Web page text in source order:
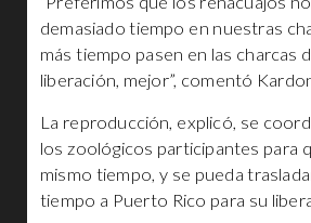
demasiado tiempo en nuestras
más tiempo pasen en las charcas
liberación, mejor”, comentó
La reproducción, explicó, se
los zoológicos participantes para
mismo tiempo, y se pueda
tiempo a Puerto Rico para su